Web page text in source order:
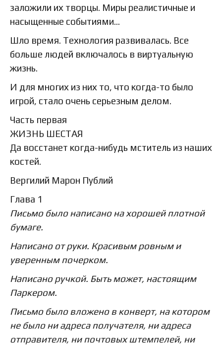
заложили их творцы. Миры реалистичные и
насыщенные событиями…
Шло время. Технология развивалась. Все
больше людей включалось в виртуальную
жизнь.
И для многих из них то, что когда-то было
игрой, стало очень серьезным делом.
Часть первая
ЖИЗНЬ ШЕСТАЯ
Да восстанет когда-нибудь мститель из наших
костей.
Вергилий Марон Публий
Глава 1
Письмо было написано на хорошей плотной
бумаге.
Написано от руки. Красивым ровным и
уверенным почерком.
Написано ручкой. Быть может, настоящим
Паркером.
Письмо было вложено в конверт, на котором
не было ни адреса получателя, ни адреса
отправителя, ни почтовых штемпелей, ни